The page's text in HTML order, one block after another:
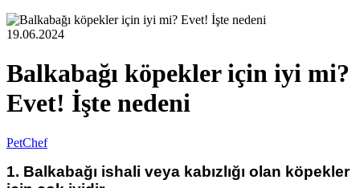
19.06.2024
Balkabağı köpekler için iyi mi?
Evet! İşte nedeni
PetChef
1. Balkabağı ishali veya kabızlığı olan köpekler